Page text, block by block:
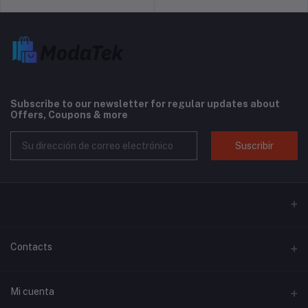
Subscribe to our newsletter for regular updates about
Offers, Coupons & more
Suscribir
Contacts
Habla a
Mi cuenta